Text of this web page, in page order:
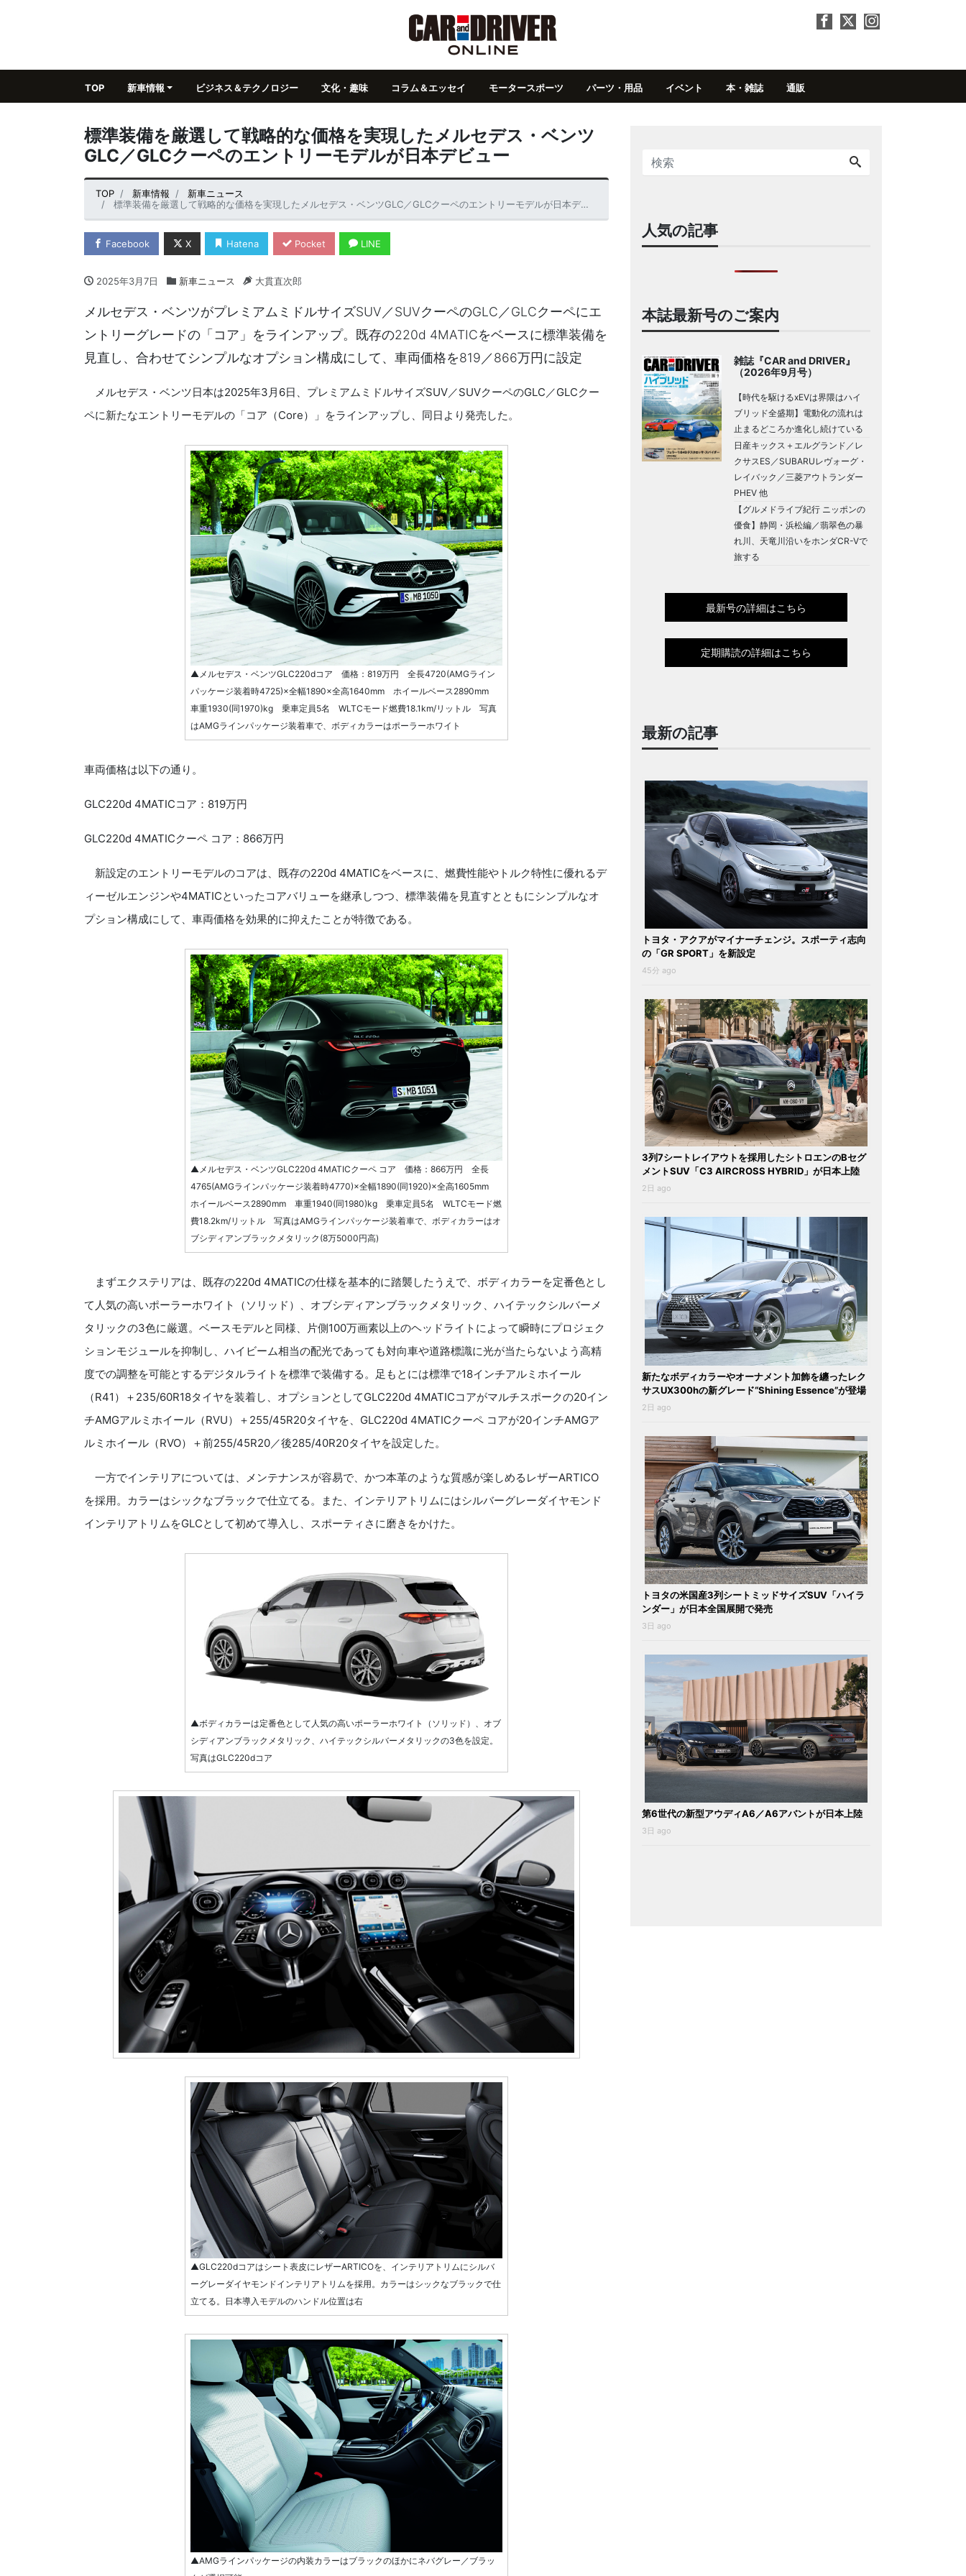
TOP 新車情報 ビジネス＆テクノロジー 文化・趣味 コラム＆エッセイ モータースポーツ パーツ・用品 イベント 本・雑誌 通販
標準装備を厳選して戦略的な価格を実現したメルセデス・ベンツ
GLC／GLCクーペのエントリーモデルが日本デビュー
TOP 新車情報
新車ニュース
標準装備を厳選して戦略的な価格を実現したメルセデス・ベンツGLC／GLCクーペのエントリーモデルが日本デビュー
Facebook X Hatena Pocket LINE
2025年3月7日 新車ニュース 大貫直次郎
メルセデス・ベンツがプレミアムミドルサイズSUV／SUVクーペのGLC／GLCクーペにエ
ントリーグレードの「コア」をラインアップ。既存の220d 4MATICをベースに標準装備を
見直し、合わせてシンプルなオプション構成にして、車両価格を819／866万円に設定
メルセデス・ベンツ日本は2025年3月6日、プレミアムミドルサイズSUV／SUVクーペのGLC／GLCクー
ペに新たなエントリーモデルの「コア（Core）」をラインアップし、同日より発売した。
▲メルセデス・ベンツGLC220dコア 価格：819万円 全長4720(AMGライン
パッケージ装着時4725)×全幅1890×全高1640mm ホイールベース2890mm
車重1930(同1970)kg 乗車定員5名 WLTCモード燃費18.1km/リットル 写真
はAMGラインパッケージ装着車で、ボディカラーはポーラーホワイト
車両価格は以下の通り。
GLC220d 4MATICコア：819万円
GLC220d 4MATICクーペ コア：866万円
新設定のエントリーモデルのコアは、既存の220d 4MATICをベースに、燃費性能やトルク特性に優れるデ
ィーゼルエンジンや4MATICといったコアバリューを継承しつつ、標準装備を見直すとともにシンプルなオ
プション構成にして、車両価格を効果的に抑えたことが特徴である。
▲メルセデス・ベンツGLC220d 4MATICクーペ コア 価格：866万円 全長
4765(AMGラインパッケージ装着時4770)×全幅1890(同1920)×全高1605mm
ホイールベース2890mm 車重1940(同1980)kg 乗車定員5名 WLTCモード燃
費18.2km/リットル 写真はAMGラインパッケージ装着車で、ボディカラーはオ
ブシディアンブラックメタリック(8万5000円高)
まずエクステリアは、既存の220d 4MATICの仕様を基本的に踏襲したうえで、ボディカラーを定番色とし
て人気の高いポーラーホワイト（ソリッド）、オブシディアンブラックメタリック、ハイテックシルバーメ
タリックの3色に厳選。ベースモデルと同様、片側100万画素以上のヘッドライトによって瞬時にプロジェク
ションモジュールを抑制し、ハイビーム相当の配光であっても対向車や道路標識に光が当たらないよう高精
度での調整を可能とするデジタルライトを標準で装備する。足もとには標準で18インチアルミホイール
（R41）＋235/60R18タイヤを装着し、オプションとしてGLC220d 4MATICコアがマルチスポークの20イン
チAMGアルミホイール（RVU）＋255/45R20タイヤを、GLC220d 4MATICクーペ コアが20インチAMGア
ルミホイール（RVO）＋前255/45R20／後285/40R20タイヤを設定した。
一方でインテリアについては、メンテナンスが容易で、かつ本革のような質感が楽しめるレザーARTICO
を採用。カラーはシックなブラックで仕立てる。また、インテリアトリムにはシルバーグレーダイヤモンド
インテリアトリムをGLCとして初めて導入し、スポーティさに磨きをかけた。
▲ボディカラーは定番色として人気の高いポーラーホワイト（ソリッド）、オブ
シディアンブラックメタリック、ハイテックシルバーメタリックの3色を設定。
写真はGLC220dコア
▲GLC220dコアはシート表皮にレザーARTICOを、インテリアトリムにシルバ
ーグレーダイヤモンドインテリアトリムを採用。カラーはシックなブラックで仕
立てる。日本導入モデルのハンドル位置は右
▲AMGラインパッケージの内装カラーはブラックのほかにネバグレー／ブラッ
人気の記事
本誌最新号のご案内
雑誌『CAR and DRIVER』
（2026年9月号）
【時代を駆けるxEVは界隈はハイ
ブリッド全盛期】電動化の流れは
止まるどころか進化し続けている
日産キックス＋エルグランド／レ
クサスES／SUBARUレヴォーグ・
レイバック／三菱アウトランダー
PHEV 他
【グルメドライブ紀行 ニッポンの
優食】静岡・浜松編／翡翠色の暴
れ川、天竜川沿いをホンダCR-Vで
旅する
最新号の詳細はこちら
定期購読の詳細はこちら
最新の記事
トヨタ・アクアがマイナーチェンジ。スポーティ志向
の「GR SPORT」を新設定
45分 ago
3列7シートレイアウトを採用したシトロエンのBセグ
メントSUV「C3 AIRCROSS HYBRID」が日本上陸
2日 ago
新たなボディカラーやオーナメント加飾を纏ったレク
サスUX300hの新グレード“Shining Essence”が登場
2日 ago
トヨタの米国産3列シートミッドサイズSUV「ハイラ
ンダー」が日本全国展開で発売
3日 ago
第6世代の新型アウディA6／A6アバントが日本上陸
3日 ago